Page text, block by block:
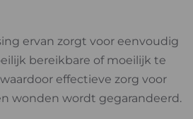
ervan zorgt voor eenvoudig
bereikbare of moeilijk te
effectieve zorg voor
wonden wordt gegarandeerd.